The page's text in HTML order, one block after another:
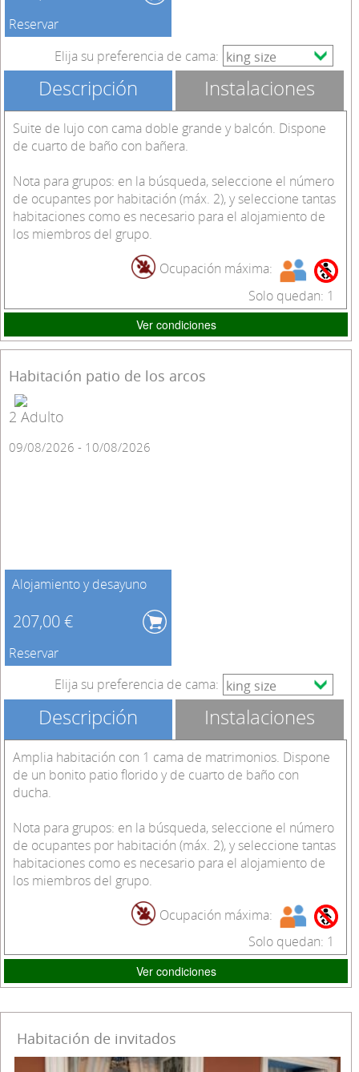
Reservar
Elija su preferencia de cama:
Descripción Instalaciones
Suite de lujo con cama doble grande y balcón. Dispone
de cuarto de baño con bañera.
Nota para grupos: en la búsqueda, seleccione el número
de ocupantes por habitación (máx. 2), y seleccione tantas
habitaciones como es necesario para el alojamiento de
los miembros del grupo.
Ocupación máxima:
Solo quedan: 1
Ver condiciones
Habitación patio de los arcos
2 Adulto
09/08/2026 - 10/08/2026
Alojamiento y desayuno
207,00 €
Reservar
Elija su preferencia de cama:
Descripción Instalaciones
Amplia habitación con 1 cama de matrimonios. Dispone
de un bonito patio florido y de cuarto de baño con
ducha.
Nota para grupos: en la búsqueda, seleccione el número
de ocupantes por habitación (máx. 2), y seleccione tantas
habitaciones como es necesario para el alojamiento de
los miembros del grupo.
Ocupación máxima:
Solo quedan: 1
Ver condiciones
Habitación de invitados